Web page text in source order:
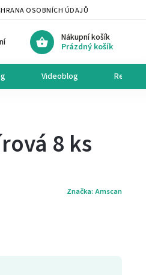
OSOBNÍCH ÚDAJŮ
Nákupní košík
Prázdný košík
Videoblog Recepty
8 ks
Značka: Amscan